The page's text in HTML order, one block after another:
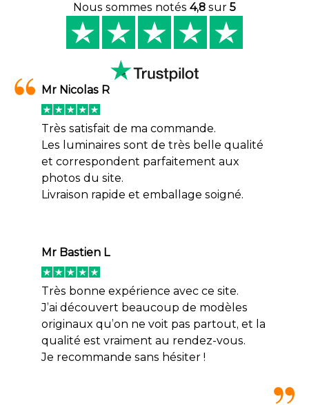
Nous sommes notés 4,8 sur 5
Mr Nicolas R
Très satisfait de ma commande.
Les luminaires sont de très belle qualité
et correspondent parfaitement aux
photos du site.
Livraison rapide et emballage soigné.
Mr Bastien L
Très bonne expérience avec ce site.
J’ai découvert beaucoup de modèles
originaux qu’on ne voit pas partout, et la
qualité est vraiment au rendez-vous.
Je recommande sans hésiter !